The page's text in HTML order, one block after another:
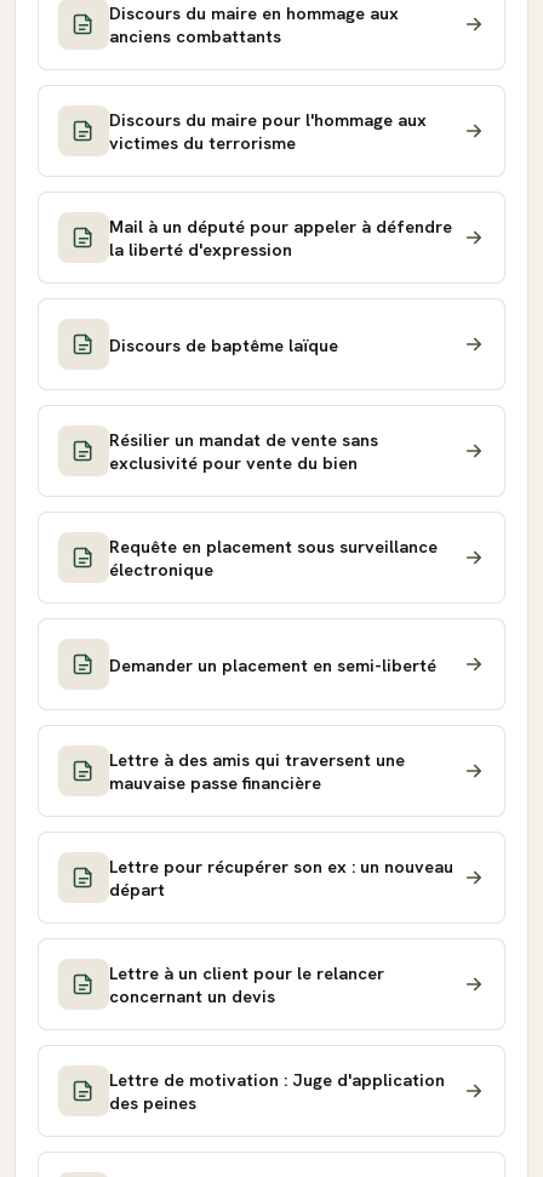
Discours du maire en hommage aux
anciens combattants
Discours du maire pour l'hommage aux
victimes du terrorisme
Mail à un député pour appeler à défendre
la liberté d'expression
Discours de baptême laïque
Résilier un mandat de vente sans
exclusivité pour vente du bien
Requête en placement sous surveillance
électronique
Demander un placement en semi-liberté
Lettre à des amis qui traversent une
mauvaise passe financière
Lettre pour récupérer son ex : un nouveau
départ
Lettre à un client pour le relancer
concernant un devis
Lettre de motivation : Juge d'application
des peines